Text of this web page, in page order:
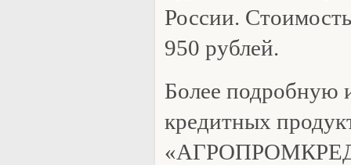
России.
950 рублей.
Более
кредитных